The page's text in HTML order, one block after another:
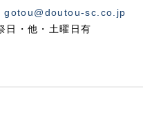
gotou@doutou-sc.co.jp
・他・土曜日有